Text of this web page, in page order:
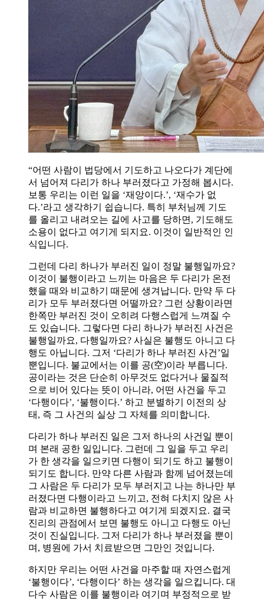
“어떤 사람이 법당에서 기도하고 나오다가 계단에
서 넘어져 다리가 하나 부러졌다고 가정해 봅시다.
보통 우리는 이런 일을 ‘재앙이다.’, ‘재수가 없
다.’라고 생각하기 쉽습니다. 특히 부처님께 기도
를 올리고 내려오는 길에 사고를 당하면, 기도해도
소용이 없다고 여기게 되지요. 이것이 일반적인 인
식입니다.
그런데 다리 하나가 부러진 일이 정말 불행일까요?
이것이 불행이라고 느끼는 마음은 두 다리가 온전
했을 때와 비교하기 때문에 생겨납니다. 만약 두 다
리가 모두 부러졌다면 어떨까요? 그런 상황이라면
한쪽만 부러진 것이 오히려 다행스럽게 느껴질 수
도 있습니다. 그렇다면 다리 하나가 부러진 사건은
불행일까요, 다행일까요? 사실은 불행도 아니고 다
행도 아닙니다. 그저 ‘다리가 하나 부러진 사건’일
뿐입니다. 불교에서는 이를 공(空)이라 부릅니다.
공이라는 것은 단순히 아무것도 없다거나 물질적
으로 비어 있다는 뜻이 아니라, 어떤 사건을 두고
‘다행이다’, ‘불행이다.’ 하고 분별하기 이전의 상
태, 즉 그 사건의 실상 그 자체를 의미합니다.
다리가 하나 부러진 일은 그저 하나의 사건일 뿐이
며 본래 공한 일입니다. 그런데 그 일을 두고 우리
가 한 생각을 일으키면 다행이 되기도 하고 불행이
되기도 합니다. 만약 다른 사람과 함께 넘어졌는데
그 사람은 두 다리가 모두 부러지고 나는 하나만 부
러졌다면 다행이라고 느끼고, 전혀 다치지 않은 사
람과 비교하면 불행하다고 여기게 되겠지요. 결국
진리의 관점에서 보면 불행도 아니고 다행도 아닌
것이 진실입니다. 그저 다리가 하나 부러졌을 뿐이
며, 병원에 가서 치료받으면 그만인 것입니다.
하지만 우리는 어떤 사건을 마주할 때 자연스럽게
‘불행이다’, ‘다행이다’ 하는 생각을 일으킵니다. 대
다수 사람은 이를 불행이라 여기며 부정적으로 받